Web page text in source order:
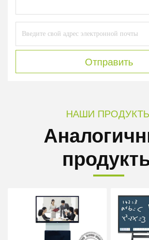
Отправить
НАШИ